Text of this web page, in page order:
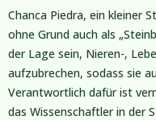
Chanca Piedra, ein kleiner
ohne Grund auch als
der Lage sein, Nieren-,
aufzubrechen, sodass sie
Verantwortlich dafür ist
das Wissenschaftler in der